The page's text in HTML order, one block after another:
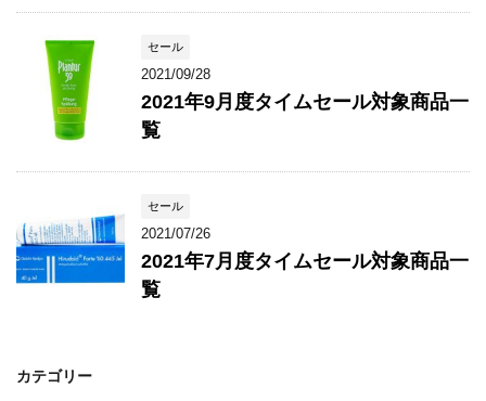
セール
2021/09/28
2021年9月度タイムセール対象商品一
覧
セール
2021/07/26
2021年7月度タイムセール対象商品一
覧
カテゴリー